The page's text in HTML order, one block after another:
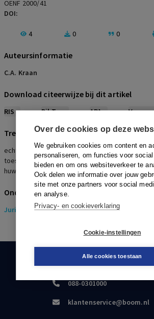
Over de cookies op deze
We gebruiken cookies om content en
personaliseren, om functies voor
bieden en om ons websiteverkeer te
Ook delen we informatie over jouw
site met onze partners voor social
en analyse.
Privacy- en cookieverklaring
Cookie-instellingen
Alle cookies toestaan
OENF 2000/41
DOI:
4 0 0
Auteursinformatie
C.A. Kraan
Download citeerwijze bij dit artikel
RIS BibTex APA
Trefwoorden
echtgenoot, echtgenote, aandeel, verrekening,
toestemming, schuld, woning, algehele
huwelijksvermogensrecht
Onderwerpen
Juridisch> Ondernemingsrecht
KLANTENSERVICE
088-0301000
klantenservice@boom.nl